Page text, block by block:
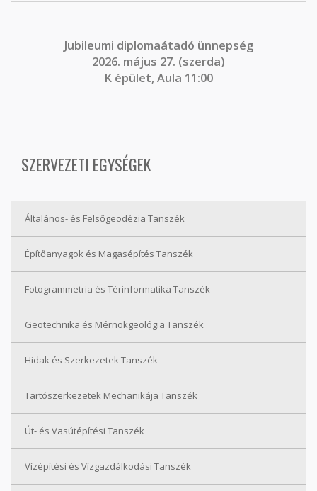
Jubileumi diplomaátadó ünnepség
2026. május 27. (szerda)
K épület, Aula 11:00
SZERVEZETI EGYSÉGEK
Általános- és Felsőgeodézia Tanszék
Építőanyagok és Magasépítés Tanszék
Fotogrammetria és Térinformatika Tanszék
Geotechnika és Mérnökgeológia Tanszék
Hidak és Szerkezetek Tanszék
Tartószerkezetek Mechanikája Tanszék
Út- és Vasútépítési Tanszék
Vízépítési és Vízgazdálkodási Tanszék